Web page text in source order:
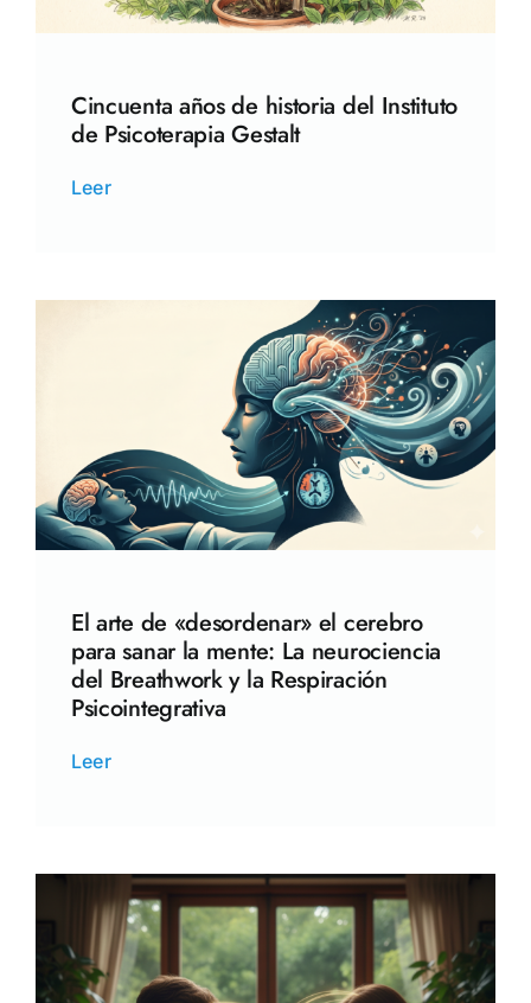
Cincuenta años de historia del Instituto
de Psicoterapia Gestalt
Leer
El arte de «desordenar» el cerebro
para sanar la mente: La neurociencia
del Breathwork y la Respiración
Psicointegrativa
Leer